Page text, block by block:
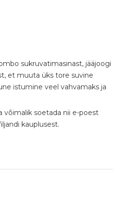
sukruvatimasinast, jääjoogi
et muuta üks tore suvine
istumine veel vahvamaks ja
võimalik soetada nii e-poest
kauplusest.